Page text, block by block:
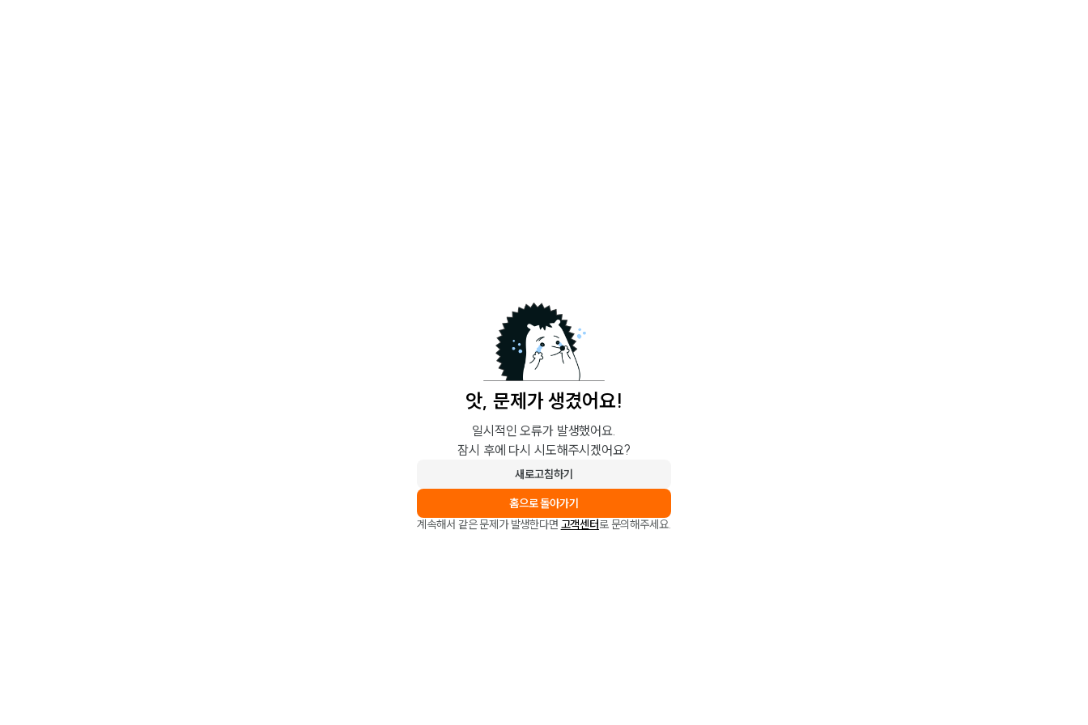
앗, 문제가 생겼어요!
일시적인 오류가 발생했어요.
잠시 후에 다시 시도해주시겠어요?
새로고침하기
홈으로 돌아가기
계속해서 같은 문제가 발생한다면 고객센터로 문의해주세요.